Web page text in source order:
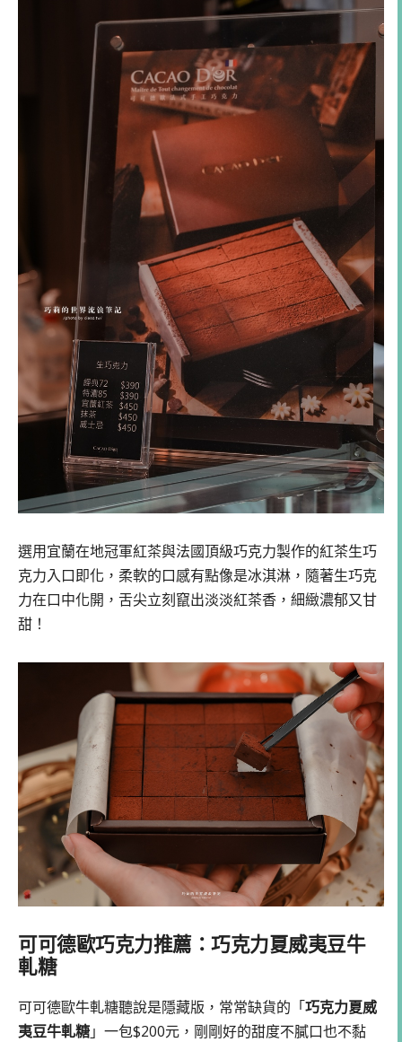
選用宜蘭在地冠軍紅茶與法國頂級巧克力製作的紅茶生巧
克力入口即化，柔軟的口感有點像是冰淇淋，隨著生巧克
力在口中化開，舌尖立刻竄出淡淡紅茶香，細緻濃郁又甘
甜！
可可德歐巧克力推薦：巧克力夏威夷豆牛
軋糖
可可德歐牛軋糖聽說是隱藏版，常常缺貨的「巧克力夏威
夷豆牛軋糖」一包$200元，剛剛好的甜度不膩口也不黏